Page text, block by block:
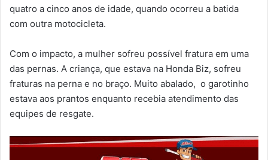
quatro a cinco anos de idade, quando ocorreu a batida
com outra motocicleta.
Com o impacto, a mulher sofreu possível fratura em uma
das pernas. A criança, que estava na Honda Biz, sofreu
fraturas na perna e no braço. Muito abalado, o garotinho
estava aos prantos enquanto recebia atendimento das
equipes de resgate.